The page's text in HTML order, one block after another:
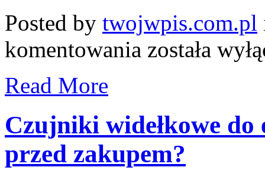
Posted by twojwpis.com.pl
komentowania
aluminiowy
możliwości
w
praktyce
została
Read More
Czujniki widełkowe do
przed zakupem?